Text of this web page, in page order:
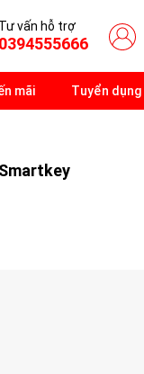
Tư vấn hỗ trợ
0394555666
mãi Tuyển dụng